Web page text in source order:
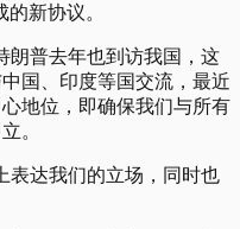
的新协议。
朗普去年也到访我国，这
国、印度等国交流，最近
地位，即确保我们与所有
。
表达我们的立场，同时也